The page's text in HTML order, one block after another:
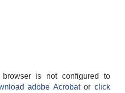
is not configured to
adobe Acrobatorclick